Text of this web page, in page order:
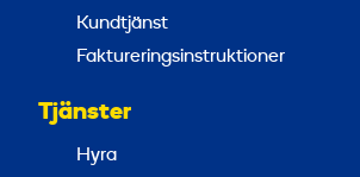
Kundtjänst
Faktureringsinstruktioner
Tjänster
Hyra